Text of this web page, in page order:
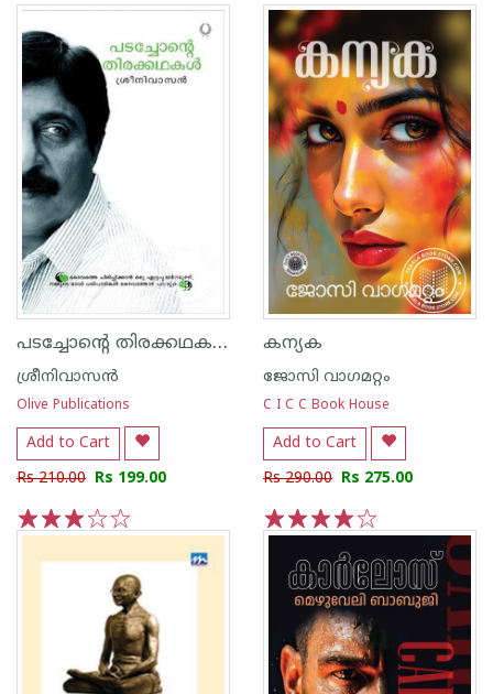
പടച്ചോന്‍റെ തിരക്കഥകള്‍
ശ്രീനിവാസന്‍
Olive Publications
Add to Cart
Rs 210.00 Rs 199.00
5
4
3
2
1
കന്യക
ജോസി വാഗമറ്റം
C I C C Book House
Add to Cart
Rs 290.00 Rs 275.00
5
4
3
2
1